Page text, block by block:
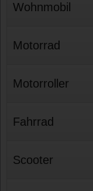
Wohnmobil
Motorrad
Motorroller
Fahrrad
Scooter